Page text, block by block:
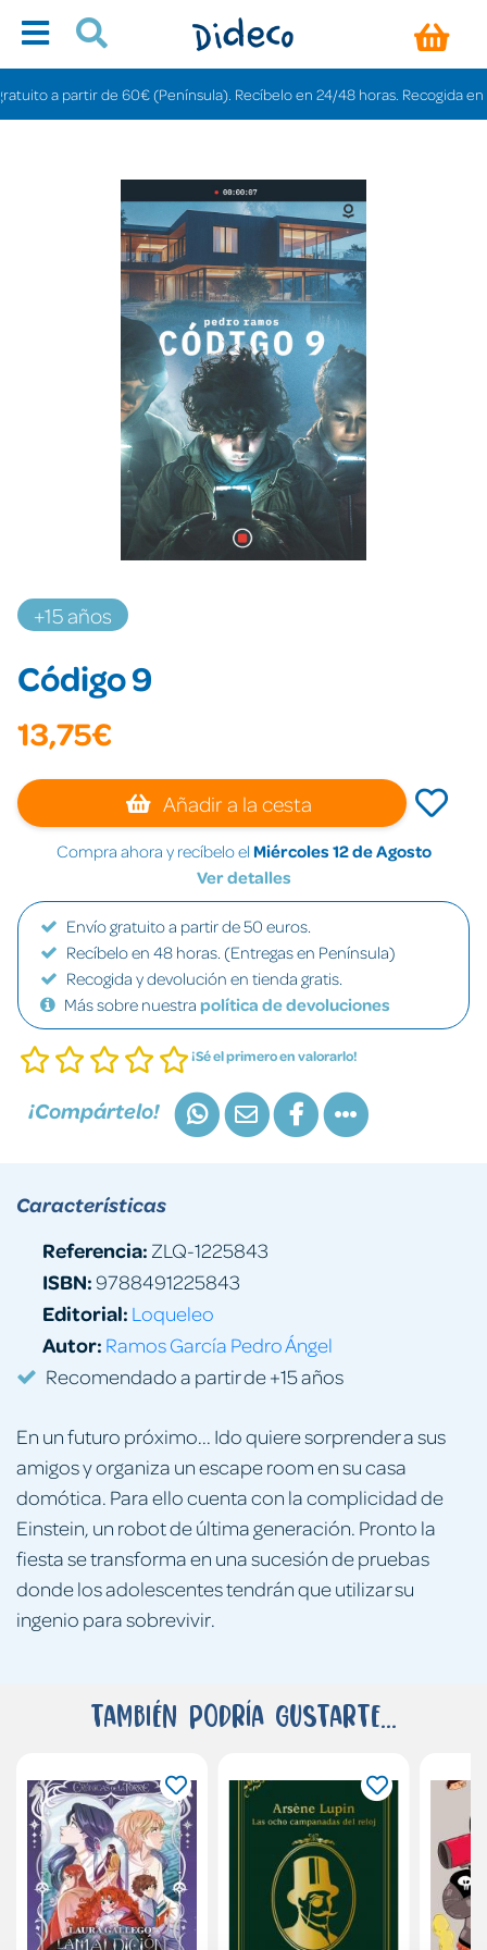
a partir de 60€ (Península). Recíbelo en 24/48 horas. Recogida en
+15 años
Código 9
13,75€
Añadir a la cesta
Compra ahora y recíbelo el Miércoles 12 de Agosto
Ver detalles
Envío gratuito a partir de 50 euros.
Recíbelo en 48 horas. (Entregas en Península)
Recogida y devolución en tienda gratis.
Más sobre nuestra política de devoluciones
¡Sé el primero en valorarlo!
¡Compártelo!
En un futuro próximo... Ido quiere sorprender a sus
amigos y organiza un escape room en su casa
domótica. Para ello cuenta con la complicidad de
Einstein, un robot de última generación. Pronto la
fiesta se transforma en una sucesión de pruebas
donde los adolescentes tendrán que utilizar su
ingenio para sobrevivir.
Características
Referencia: ZLQ-1225843
ISBN:9788491225843
Editorial: Loqueleo
Autor: Ramos García Pedro Ángel
Recomendado a partir de +15 años
También podría gustarte...